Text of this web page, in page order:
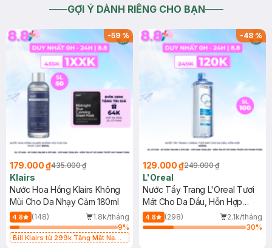
GỢI Ý DÀNH RIÊNG CHO BẠN
-59%
179.000 ₫435.000 ₫
Klairs
Nước Hoa Hồng Klairs Không
Mùi Cho Da Nhạy Cảm 180ml
4.8 (148)
1.8k/tháng
9%
Bill Klairs từ 299k Tặng Mặt Nạ
-48%
129.000 ₫249.000 ₫
L'Oreal
Nước Tẩy Trang L'Oreal Tươi
Mát Cho Da Dầu, Hỗn Hợp
400ml
4.8 (298)
2.1k/tháng
30%